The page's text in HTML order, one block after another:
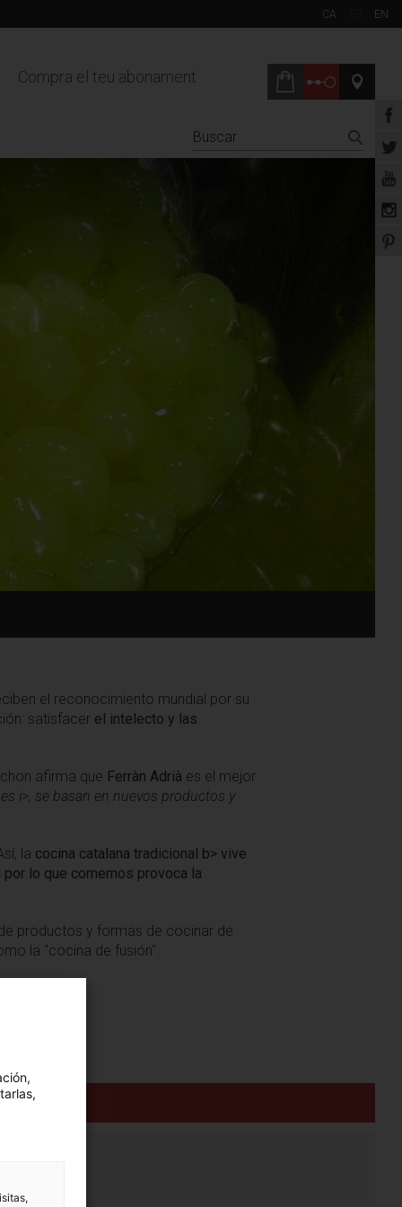
CA ES EN
Compra el teu abonament
el reconocimiento mundial por su
satisfacer el intelecto y las
afirma que Ferràn Adrià es el mejor
i>, se basan en nuevos productos y
la cocina catalana tradicional b> vive
lo que comemos provoca la
de productos y formas de cocinar de
la "cocina de fusión".